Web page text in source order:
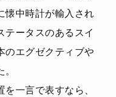
懐中時計が輸入され
テータスのあるスイ
のエグゼクティブや
一言で表すなら、